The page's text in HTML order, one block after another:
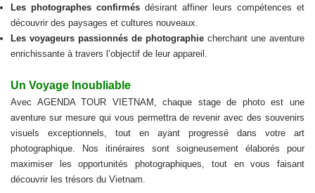
Les photographes confirmés désirant affiner leurs compétences et
découvrir des paysages et cultures nouveaux.
Les voyageurs passionnés de photographie cherchant une aventure
enrichissante à travers l’objectif de leur appareil.
Un Voyage Inoubliable
Avec AGENDA TOUR VIETNAM, chaque stage de photo est une
aventure sur mesure qui vous permettra de revenir avec des souvenirs
visuels exceptionnels, tout en ayant progressé dans votre art
photographique. Nos itinéraires sont soigneusement élaborés pour
maximiser les opportunités photographiques, tout en vous faisant
découvrir les trésors du Vietnam.